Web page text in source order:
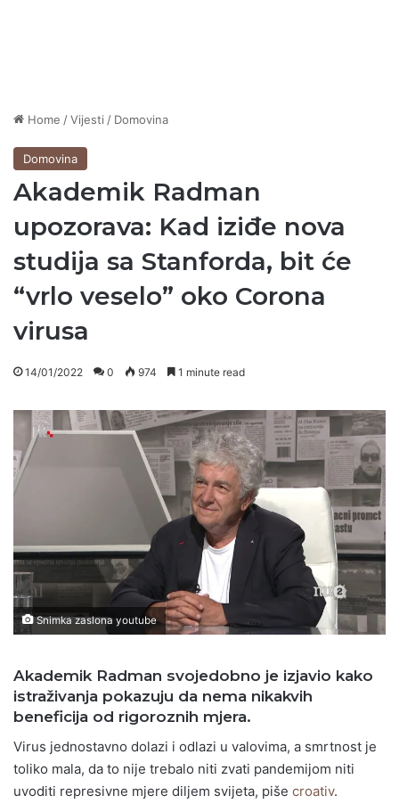
Home /Vijesti / Domovina
Domovina
Akademik Radman
upozorava: Kad iziđe nova
studija sa Stanforda, bit će
“vrlo veselo” oko Corona
virusa
14/01/2022 0 974 1 minute read
Snimka zaslona youtube
Akademik Radman svojedobno je izjavio kako
istraživanja pokazuju da nema nikakvih
beneficija od rigoroznih mjera.
Virus jednostavno dolazi i odlazi u valovima, a smrtnost je
toliko mala, da to nije trebalo niti zvati pandemijom niti
uvoditi represivne mjere diljem svijeta, piše croativ.